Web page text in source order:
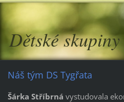
Dětské skupiny
Náš tým DS Tygřata
Šárka Stříbrná vystudovala